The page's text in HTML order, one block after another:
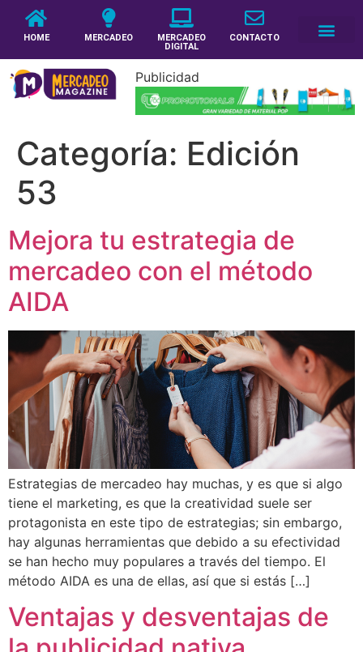
HOME MERCADEO
MERCADEO
DIGITAL
CONTACTO
Publicidad
Categoría: Edición
53
Mejora tu estrategia de
mercadeo con el método
AIDA
Estrategias de mercadeo hay muchas, y es que si algo
tiene el marketing, es que la creatividad suele ser
protagonista en este tipo de estrategias; sin embargo,
hay algunas herramientas que debido a su efectividad
se han hecho muy populares a través del tiempo. El
método AIDA es una de ellas, así que si estás […]
Ventajas y desventajas de